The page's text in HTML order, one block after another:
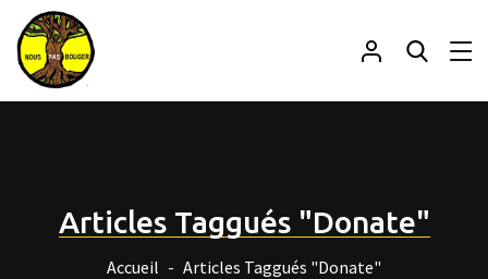
Articles Taggués "Donate"
Accueil Articles Taggués "Donate"